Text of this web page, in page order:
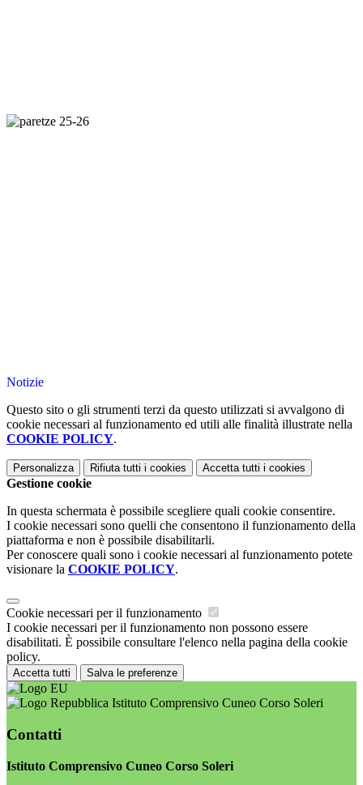
Notizie
Questo sito o gli strumenti terzi da questo utilizzati si avvalgono di
cookie necessari al funzionamento ed utili alle finalità illustrate nella
COOKIE POLICY.
Personalizza Rifiuta tutti i cookies Accetta tutti i cookies
Gestione cookie
In questa schermata è possibile scegliere quali cookie consentire.
I cookie necessari sono quelli che consentono il funzionamento della
piattaforma e non è possibile disabilitarli.
Per conoscere quali sono i cookie necessari al funzionamento potete
visionare la COOKIE POLICY.
Cookie necessari per il funzionamento
I cookie necessari per il funzionamento non possono essere
disabilitati. È possibile consultare l'elenco nella pagina della cookie
policy.
Accetta tutti Salva le preferenze
Istituto Comprensivo Cuneo Corso Soleri
Contatti
Istituto Comprensivo Cuneo Corso Soleri